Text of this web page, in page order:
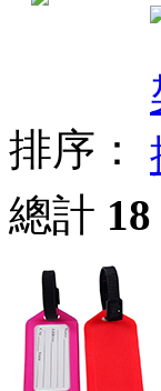
排序：
總計 18